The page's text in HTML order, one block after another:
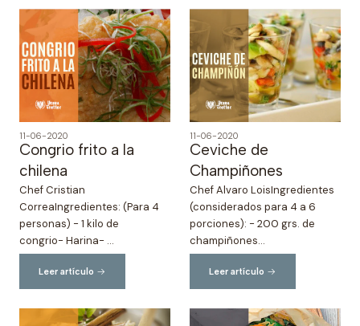
11-06-2020
Congrio frito a la
chilena
Chef Cristian
CorreaIngredientes: (Para 4
personas) - 1 kilo de
congrio- Harina- ...
Leer artículo
11-06-2020
Ceviche de
Champiñones
Chef Alvaro LoisIngredientes
(considerados para 4 a 6
porciones): - 200 grs. de
champiñones...
Leer artículo